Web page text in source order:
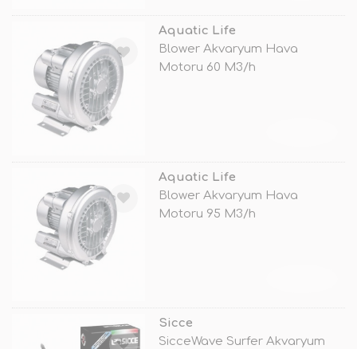
Aquatic Life
Blower Akvaryum Hava
Motoru 60 M3/h
Aquatic Life
Blower Akvaryum Hava
Motoru 95 M3/h
Sicce
SicceWave Surfer Akvaryum